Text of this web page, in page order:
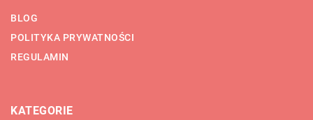
BLOG
POLITYKA PRYWATNOŚCI
REGULAMIN
KATEGORIE